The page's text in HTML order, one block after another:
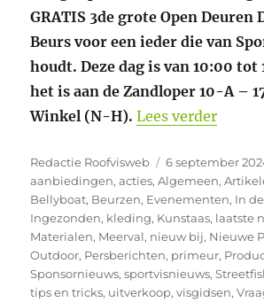
GRATIS 3de grote Open Deuren
Beurs voor een ieder die van
houdt. Deze dag is van 10:00 tot
het is aan de Zandloper 10-A –
Winkel (N-H). Lees verder
Auteur
Redactie Roofvisweb
Geplaatst
op
6 september
aanbiedingen,acties,Algemeen,
Bellyboat, Beurzen, Evenementen, In
Ingezonden, kleding, Kunstaas, laatste
Materialen, Meerval, nieuw bij, Nieuwe
Outdoor, Persberichten, primeur,
Sponsornieuws,sportvisnieuws,
tips en tricks, uitverkoop,visgidsen,